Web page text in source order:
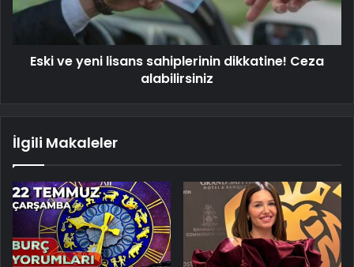
Eski ve yeni lisans sahiplerinin dikkatine! Ceza
alabilirsiniz
İlgili Makaleler